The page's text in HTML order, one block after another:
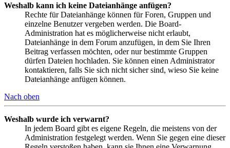
Weshalb kann ich keine Dateianhänge anfügen?
Rechte für Dateianhänge können für Foren, Gruppen und
einzelne Benutzer vergeben werden. Die Board-
Administration hat es möglicherweise nicht erlaubt,
Dateianhänge in dem Forum anzufügen, in dem Sie Ihren
Beitrag verfassen möchten, oder nur bestimmte Gruppen
dürfen Dateien hochladen. Sie können einen Administrator
kontaktieren, falls Sie sich nicht sicher sind, wieso Sie keine
Dateianhänge anfügen können.
Nach oben
Weshalb wurde ich verwarnt?
In jedem Board gibt es eigene Regeln, die meistens von der
Administration festgelegt werden. Wenn Sie gegen eine dieser